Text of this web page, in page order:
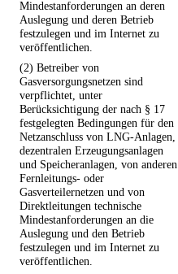
Mindestanforderungen an deren
Auslegung und deren Betrieb
festzulegen und im Internet zu
veröffentlichen.
(2) Betreiber von
Gasversorgungsnetzen sind
verpflichtet, unter
Berücksichtigung der nach § 17
festgelegten Bedingungen für den
Netzanschluss von LNG-Anlagen,
dezentralen Erzeugungsanlagen
und Speicheranlagen, von anderen
Fernleitungs- oder
Gasverteilernetzen und von
Direktleitungen technische
Mindestanforderungen an die
Auslegung und den Betrieb
festzulegen und im Internet zu
veröffentlichen.